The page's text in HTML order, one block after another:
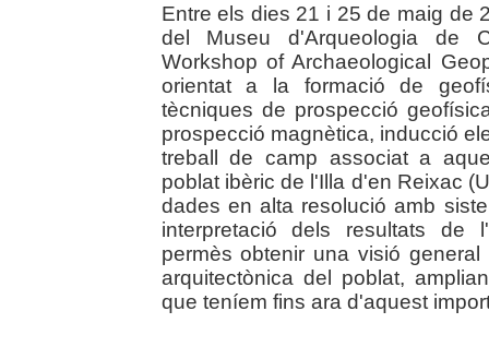
Entre els dies 21 i 25 de maig de
del Museu d'Arqueologia de
Workshop of Archaeological
orientat a la formació de
tècniques de prospecció
prospecció magnètica, inducció
treball de camp associat a
poblat ibèric de l'Illa d'en Reixac
dades en alta resolució amb
interpretació dels resultats de
permès obtenir una visió
arquitectònica del poblat,
que teníem fins ara d'aquest